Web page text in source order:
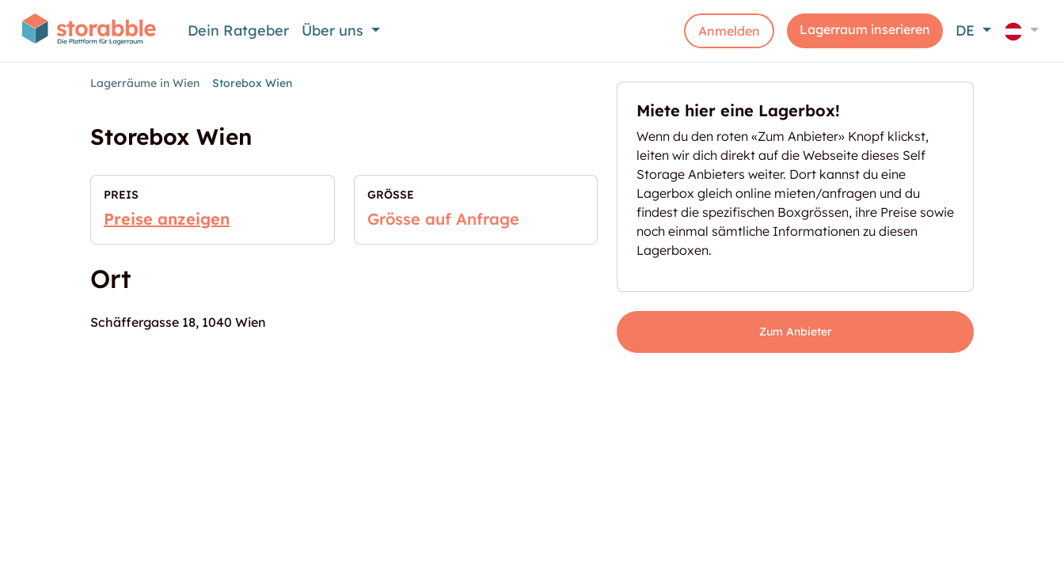
Dein Ratgeber Über uns Anmelden Lagerraum inserieren DE
Lagerräume in Wien Storebox Wien
Storebox Wien
PREIS
Preise anzeigen
GRÖSSE
Grösse auf Anfrage
Ort
Schäffergasse 18, 1040 Wien
Miete hier eine Lagerbox!
Wenn du den roten «Zum Anbieter» Knopf klickst,
leiten wir dich direkt auf die Webseite dieses Self
Storage Anbieters weiter. Dort kannst du eine
Lagerbox gleich online mieten/anfragen und du
findest die spezifischen Boxgrössen, ihre Preise sowie
noch einmal sämtliche Informationen zu diesen
Lagerboxen.
Zum Anbieter